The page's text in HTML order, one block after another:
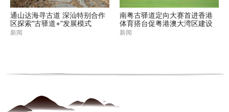
通山达海寻古道 深汕特别合作
区探索“古驿道+”发展模式
新闻
南粤古驿道定向大赛首进香港
体育搭台促粤港澳大湾区建设
新闻